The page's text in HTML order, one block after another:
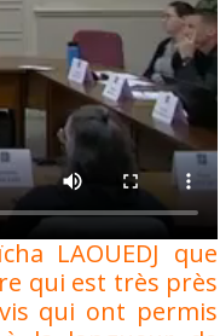
LAOUEDJ que
qui est très près
qui ont permis